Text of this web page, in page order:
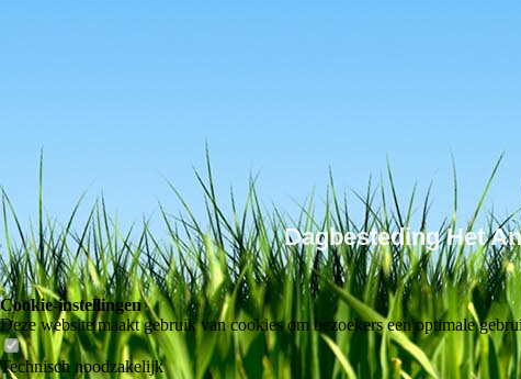
Dagbesteding Het
Cookie-instellingen
Deze website maakt gebruik van cookies om bezoekers een optimale
Technisch noodzakelijk